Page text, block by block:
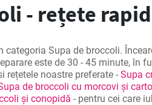
- rețete
categoria Supa de broccoli.
este de 30 - 45 minute, în
rețetele noastre preferate - Supa
de broccoli cu morcovi și
și conopidă - pentru cei care